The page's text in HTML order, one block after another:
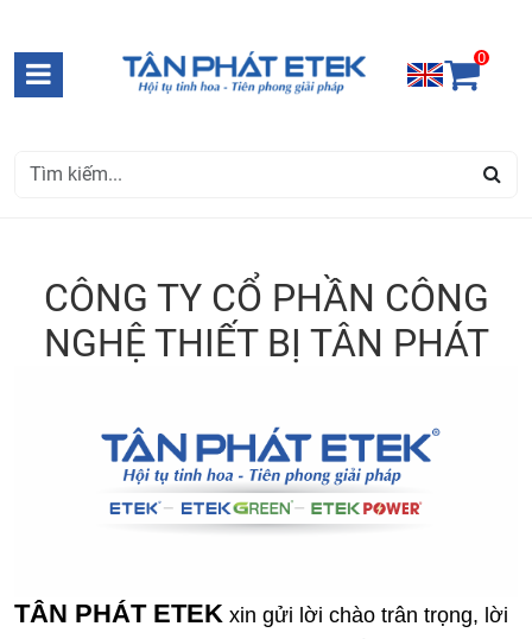
0
CÔNG TY CỔ PHẦN CÔNG
NGHỆ THIẾT BỊ TÂN PHÁT
TÂN PHÁT ETEK xin gửi lời chào trân trọng, lời